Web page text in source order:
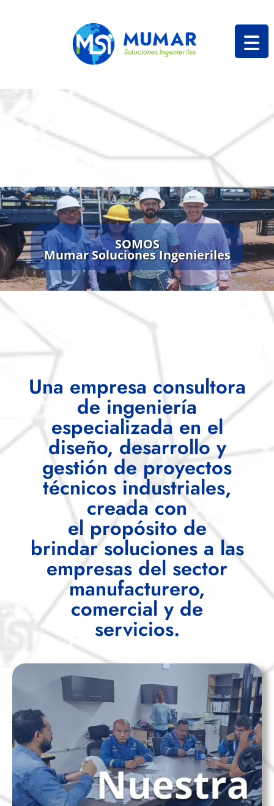
SOMOS
Mumar Soluciones Ingenieriles
Una empresa consultora
de ingeniería
especializada en el
diseño, desarrollo y
gestión de proyectos
técnicos industriales,
creada con
el propósito de
brindar soluciones a las
empresas del sector
manufacturero,
comercial y de
servicios.